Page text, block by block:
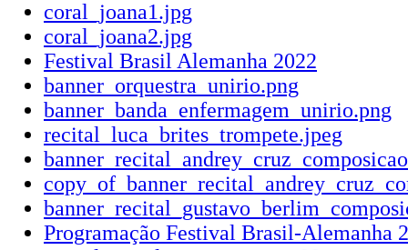
coral_joana1.jpg
coral_joana2.jpg
Festival Brasil Alemanha 2022
banner_orquestra_unirio.png
banner_banda_enfermagem_unirio.png
recital_luca_brites_trompete.jpeg
Programação Festival Brasil-Alemanha